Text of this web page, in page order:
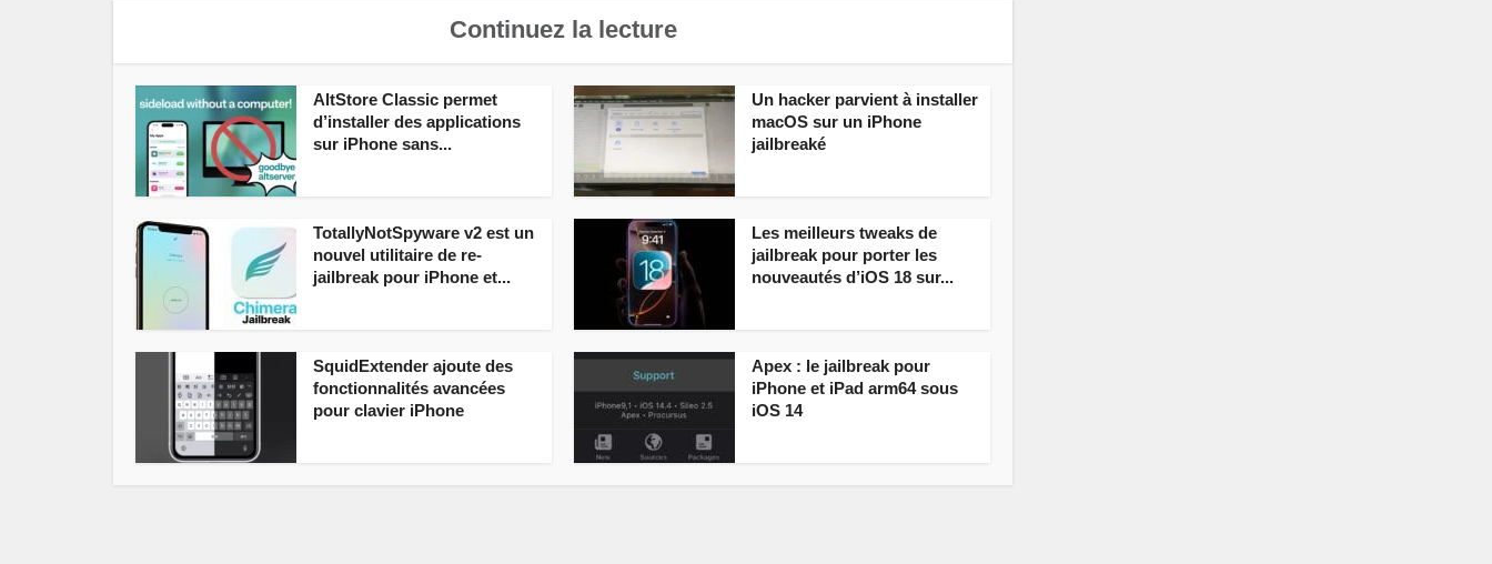
Continuez la lecture
AltStore Classic permet
d’installer des applications
sur iPhone sans...
Un hacker parvient à installer
macOS sur un iPhone
jailbreaké
TotallyNotSpyware v2 est un
nouvel utilitaire de re-
jailbreak pour iPhone et...
Les meilleurs tweaks de
jailbreak pour porter les
nouveautés d’iOS 18 sur...
SquidExtender ajoute des
fonctionnalités avancées
pour clavier iPhone
Apex : le jailbreak pour
iPhone et iPad arm64 sous
iOS 14